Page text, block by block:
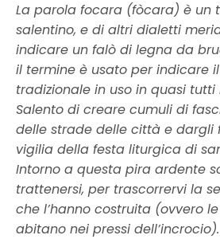
La parola focara (fòcara) è un
salentino, e di altri dialetti
indicare un falò di legna da
il termine è usato per indicare
tradizionale in uso in quasi
Salento di creare cumuli di
delle strade delle città e dargli
vigilia della festa liturgica di
Intorno a questa pira ardente
trattenersi, per trascorrervi la
che l’hanno costruita (ovvero
abitano nei pressi dell’incrocio).